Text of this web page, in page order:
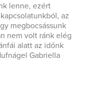
lenne, ezért
az
megbocsássunk
nem volt ránk elég
alatt az időnk
Gabriella